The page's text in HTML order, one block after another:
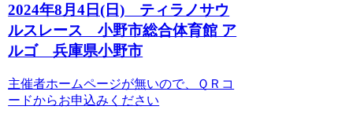
2024年8月4日(日) ティラノサウ
ルスレース 小野市総合体育館 ア
ルゴ 兵庫県小野市
主催者ホームページが無いので、ＱＲコ
ードからお申込みください